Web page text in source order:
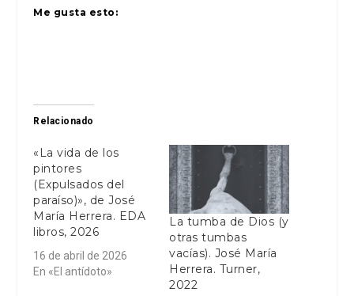
Me gusta esto:
Relacionado
«La vida de los
pintores
(Expulsados del
paraíso)», de José
María Herrera. EDA
libros, 2026
16 de abril de 2026
En «El antídoto»
La tumba de Dios (y
otras tumbas
vacías). José María
Herrera. Turner,
2022